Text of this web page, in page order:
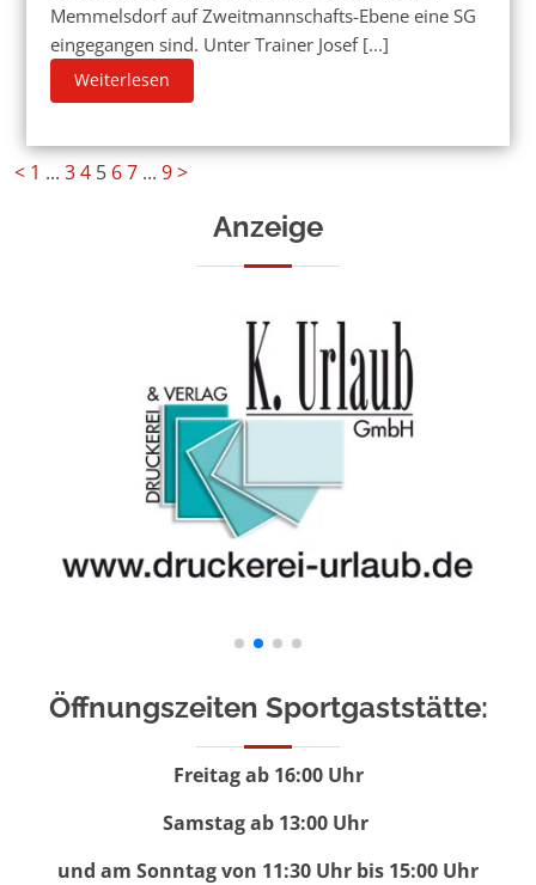
Memmelsdorf auf Zweitmannschafts-Ebene eine SG
eingegangen sind. Unter Trainer Josef [...]
Weiterlesen
< 1 ... 34 5 67 ... 9>
Anzeige
Öffnungszeiten Sportgaststätte:
Freitag ab 16:00 Uhr
Samstag ab 13:00 Uhr
und am Sonntag von 11:30 Uhr bis 15:00 Uhr